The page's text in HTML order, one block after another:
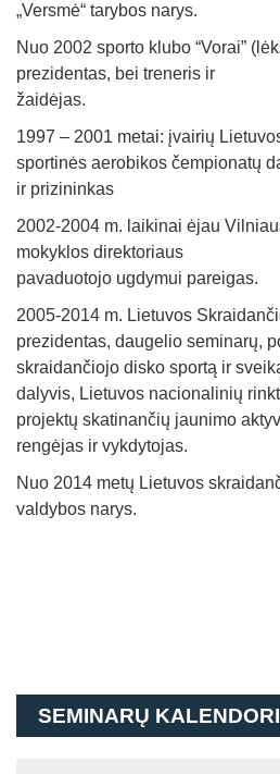
„Versmė“ tarybos narys.
Nuo 2002 sporto klubo “Vorai”
prezidentas, bei treneris ir
žaidėjas.
1997 – 2001 metai: įvairių
sportinės aerobikos čempionatų
ir prizininkas
2002-2004 m. laikinai ėjau
mokyklos direktoriaus
pavaduotojo ugdymui pareigas.
2005-2014 m. Lietuvos
prezidentas, daugelio seminarų,
skraidančiojo disko sportą ir
dalyvis, Lietuvos nacionalinių
projektų skatinančių jaunimo
rengėjas ir vykdytojas.
Nuo 2014 metų Lietuvos
valdybos narys.
SEMINARŲ